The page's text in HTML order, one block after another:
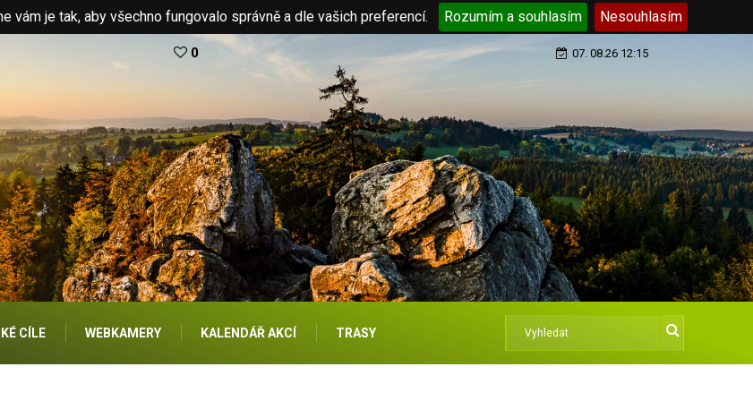
vám je tak, aby všechno fungovalo správně a dle vašich preferencí. Rozumím a souhlasím Nesouhlasím
0 07. 08.26 12:15
CÍLE WEBKAMERY KALENDÁŘ AKCÍ TRASY